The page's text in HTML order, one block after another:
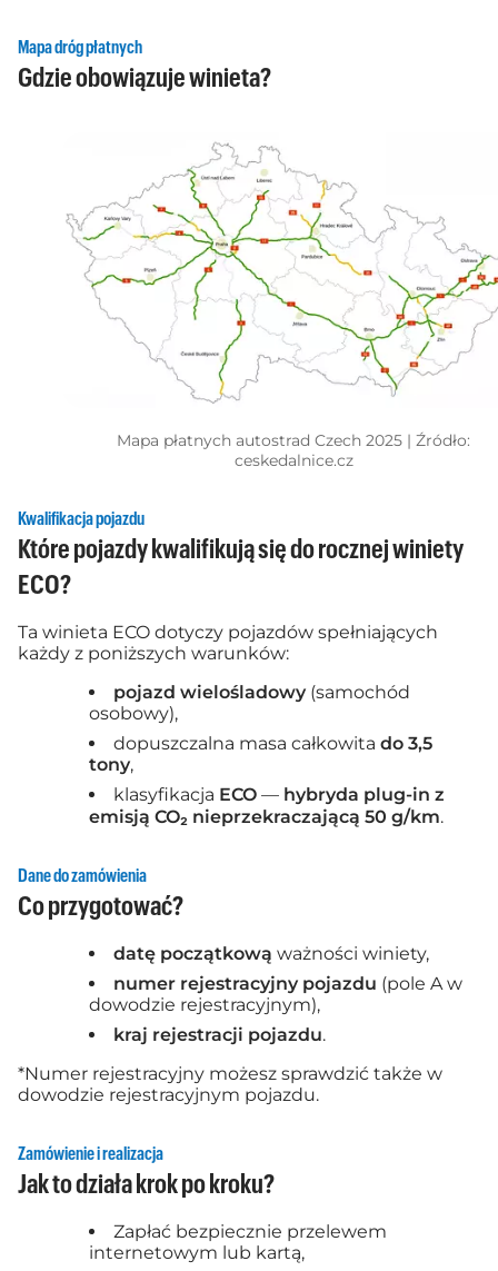
Mapa dróg płatnych
Gdzie obowiązuje winieta?
Mapa płatnych autostrad Czech 2025 | Źródło:
ceskedalnice.cz
Kwalifikacja pojazdu
Które pojazdy kwalifikują się do rocznej winiety
ECO?
Ta winieta ECO dotyczy pojazdów spełniających
każdy z poniższych warunków:
pojazd wielośladowy (samochód
osobowy),
dopuszczalna masa całkowita do 3,5
tony,
klasyfikacja ECO — hybryda plug-in z
emisją CO₂ nieprzekraczającą 50 g/km.
Dane do zamówienia
Co przygotować?
datę początkową ważności winiety,
numer rejestracyjny pojazdu (pole A w
dowodzie rejestracyjnym),
kraj rejestracji pojazdu.
*Numer rejestracyjny możesz sprawdzić także w
dowodzie rejestracyjnym pojazdu.
Zamówienie i realizacja
Jak to działa krok po kroku?
Zapłać bezpiecznie przelewem
internetowym lub kartą,